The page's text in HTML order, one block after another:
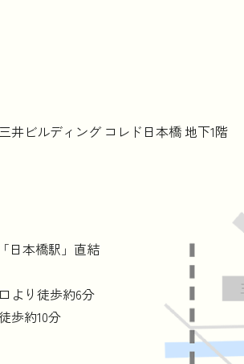
井ビルディング コレド日本橋 地下1階
日本橋駅」直結
より徒歩約6分
歩約10分